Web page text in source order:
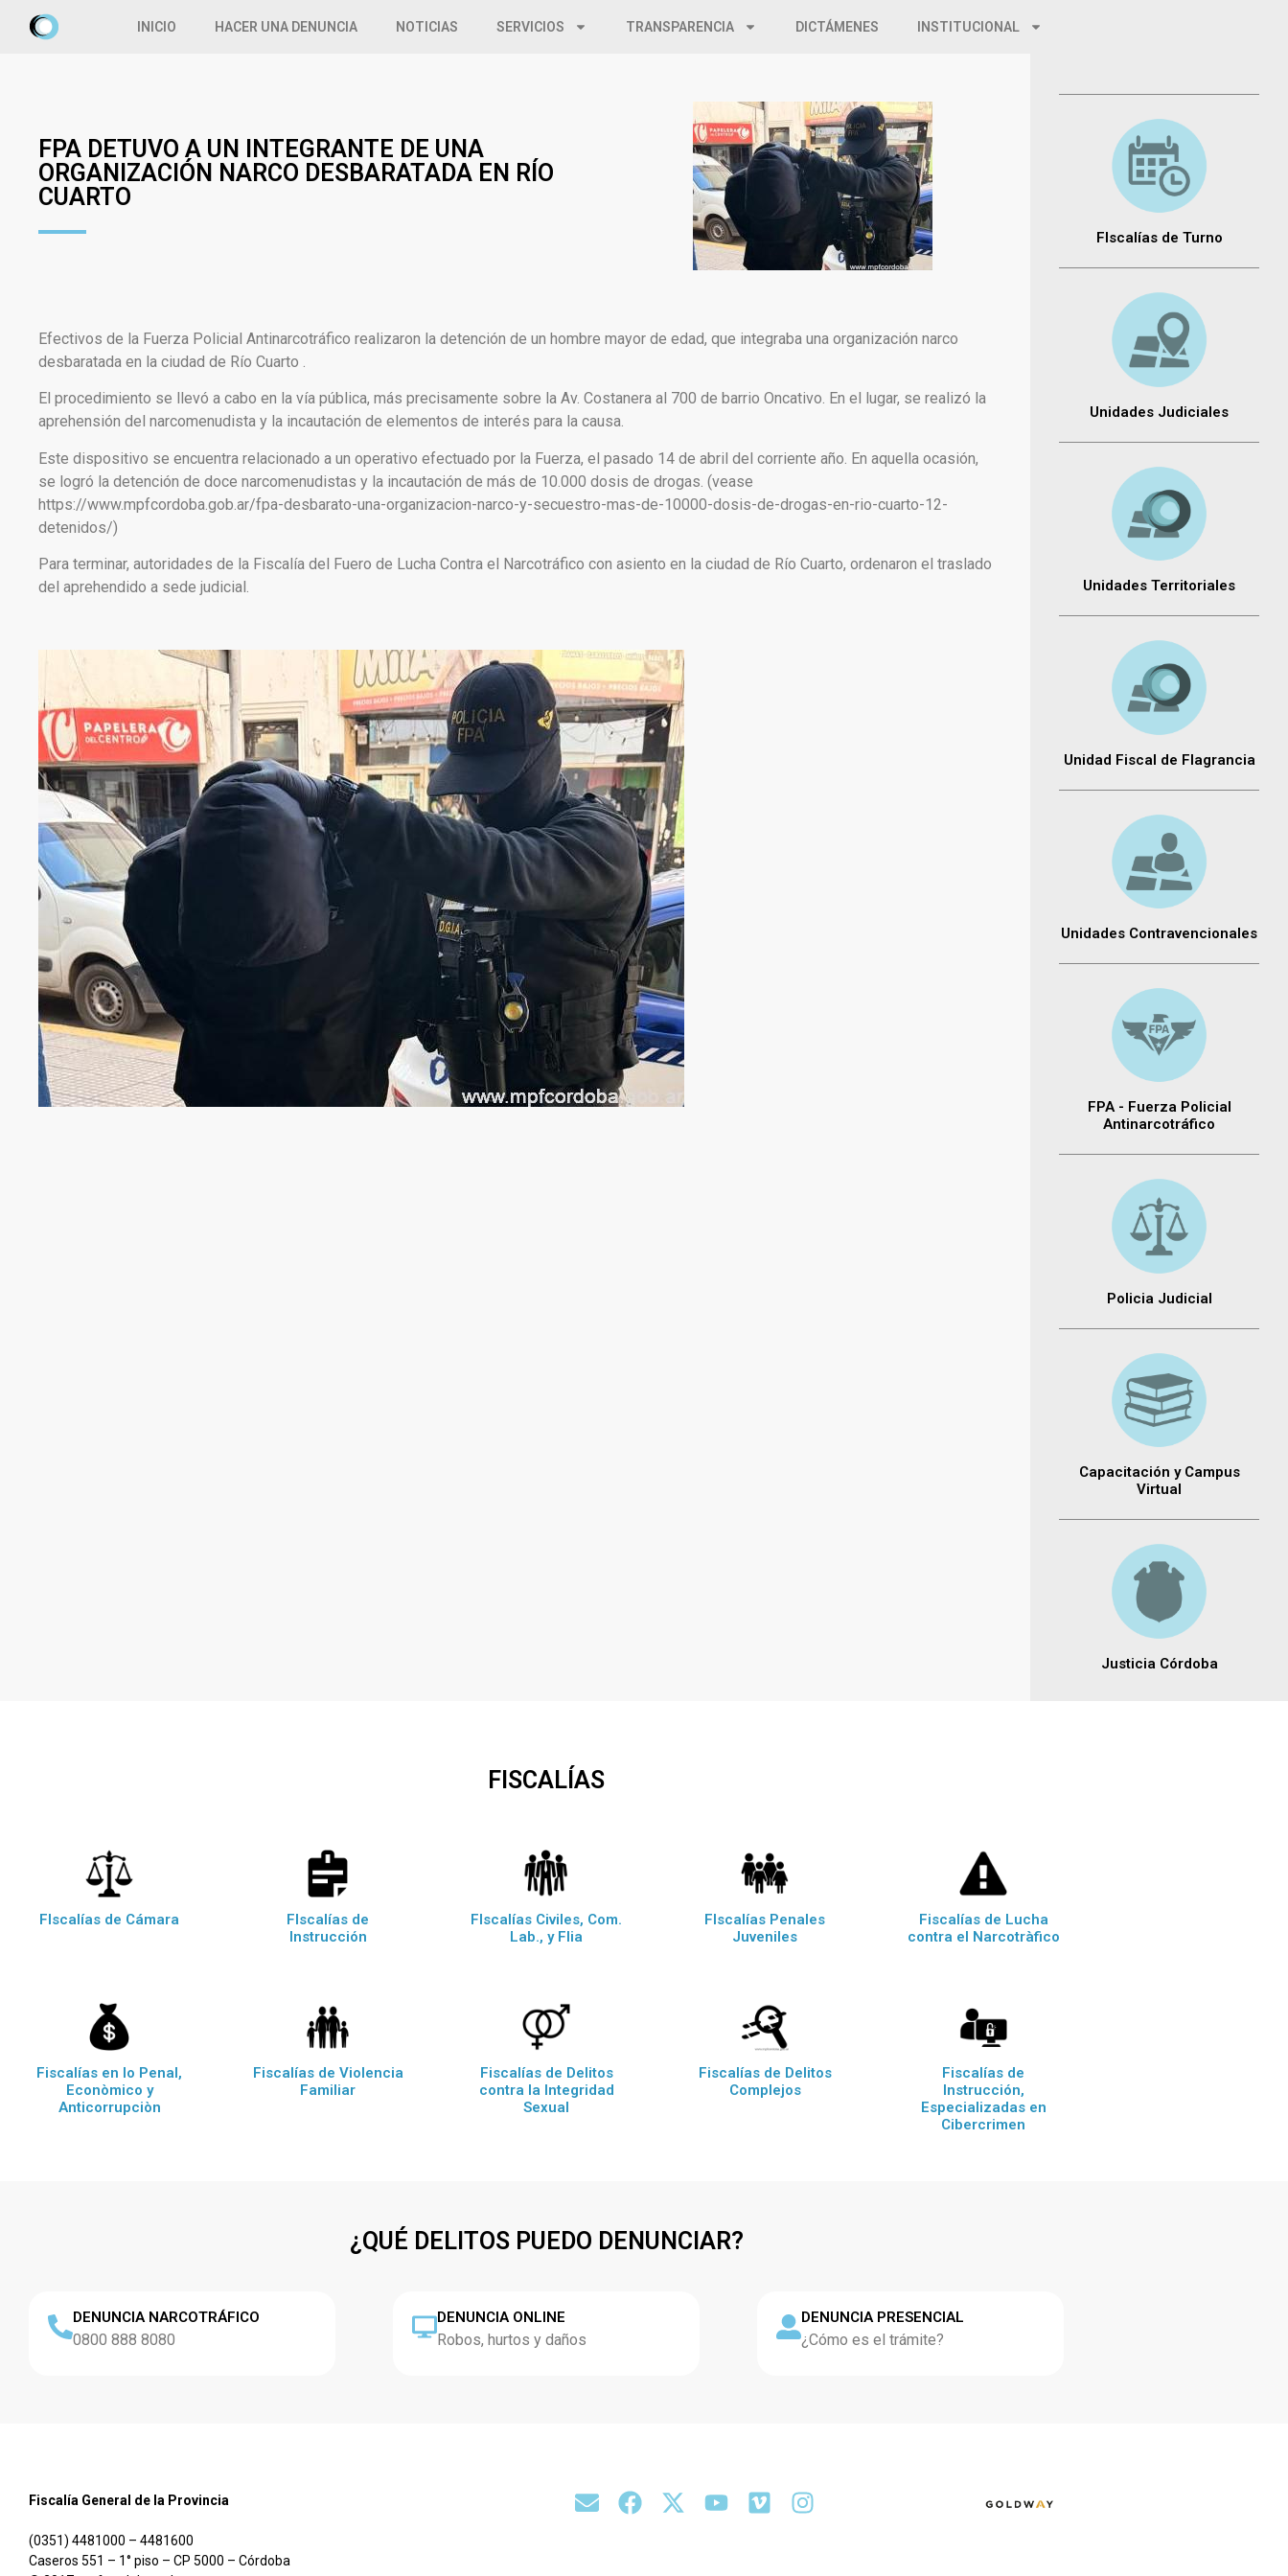
INICIO HACER UNA DENUNCIA NOTICIAS SERVICIOS TRANSPARENCIA DICTÁMENES INSTITUCIONAL
FPA DETUVO A UN INTEGRANTE DE UNA
ORGANIZACIÓN NARCO DESBARATADA EN RÍO
CUARTO
Efectivos de la Fuerza Policial Antinarcotráfico realizaron la detención de un hombre mayor de edad, que integraba una organización narco
desbaratada en la ciudad de Río Cuarto .
El procedimiento se llevó a cabo en la vía pública, más precisamente sobre la Av. Costanera al 700 de barrio Oncativo. En el lugar, se realizó la
aprehensión del narcomenudista y la incautación de elementos de interés para la causa.
Este dispositivo se encuentra relacionado a un operativo efectuado por la Fuerza, el pasado 14 de abril del corriente año. En aquella ocasión,
se logró la detención de doce narcomenudistas y la incautación de más de 10.000 dosis de drogas. (vease
https://www.mpfcordoba.gob.ar/fpa-desbarato-una-organizacion-narco-y-secuestro-mas-de-10000-dosis-de-drogas-en-rio-cuarto-12-
detenidos/)
Para terminar, autoridades de la Fiscalía del Fuero de Lucha Contra el Narcotráfico con asiento en la ciudad de Río Cuarto, ordenaron el traslado
del aprehendido a sede judicial.
FIscalías de Turno
Unidades Judiciales
Unidades Territoriales
Unidad Fiscal de Flagrancia
Unidades Contravencionales
FPA - Fuerza Policial
Antinarcotráfico
Policia Judicial
Capacitación y Campus
Virtual
Justicia Córdoba
FISCALÍAS
FIscalías de Cámara
FIscalías de
Instrucción
FIscalías Civiles, Com.
Lab., y Flia
FIscalías Penales
Juveniles
Fiscalías de Lucha
contra el Narcotràfico
Fiscalías en lo Penal,
Econòmico y
Anticorrupciòn
Fiscalías de Violencia
Familiar
Fiscalías de Delitos
contra la Integridad
Sexual
Fiscalías de Delitos
Complejos
Fiscalías de
Instrucción,
Especializadas en
Cibercrimen
¿QUÉ DELITOS PUEDO DENUNCIAR?
DENUNCIA NARCOTRÁFICO
0800 888 8080
DENUNCIA ONLINE
Robos, hurtos y daños
DENUNCIA PRESENCIAL
¿Cómo es el trámite?
Fiscalía General de la Provincia
(0351) 4481000 – 4481600
Caseros 551 – 1° piso – CP 5000 – Córdoba